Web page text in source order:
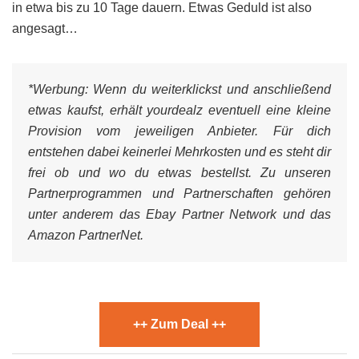
in etwa bis zu 10 Tage dauern. Etwas Geduld ist also
angesagt…
*Werbung: Wenn du weiterklickst und anschließend
etwas kaufst, erhält yourdealz eventuell eine kleine
Provision vom jeweiligen Anbieter. Für dich
entstehen dabei keinerlei Mehrkosten und es steht dir
frei ob und wo du etwas bestellst. Zu unseren
Partnerprogrammen und Partnerschaften gehören
unter anderem das Ebay Partner Network und das
Amazon PartnerNet.
++ Zum Deal ++